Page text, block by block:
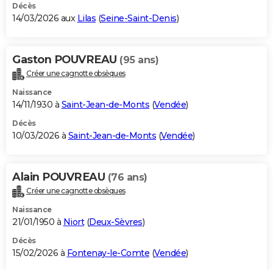
Décès
14/03/2026 aux Lilas (Seine-Saint-Denis)
Gaston POUVREAU (95 ans)
Créer une cagnotte obsèques
Naissance
14/11/1930 à Saint-Jean-de-Monts (Vendée)
Décès
10/03/2026 à Saint-Jean-de-Monts (Vendée)
Alain POUVREAU (76 ans)
Créer une cagnotte obsèques
Naissance
21/01/1950 à Niort(Deux-Sèvres)
Décès
15/02/2026 à Fontenay-le-Comte (Vendée)